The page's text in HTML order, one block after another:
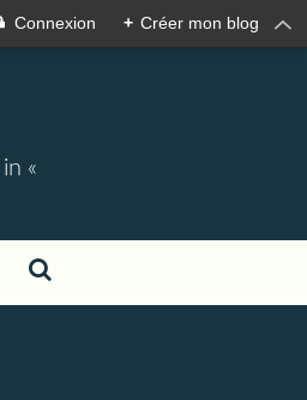
Connexion + Créer mon blog
«